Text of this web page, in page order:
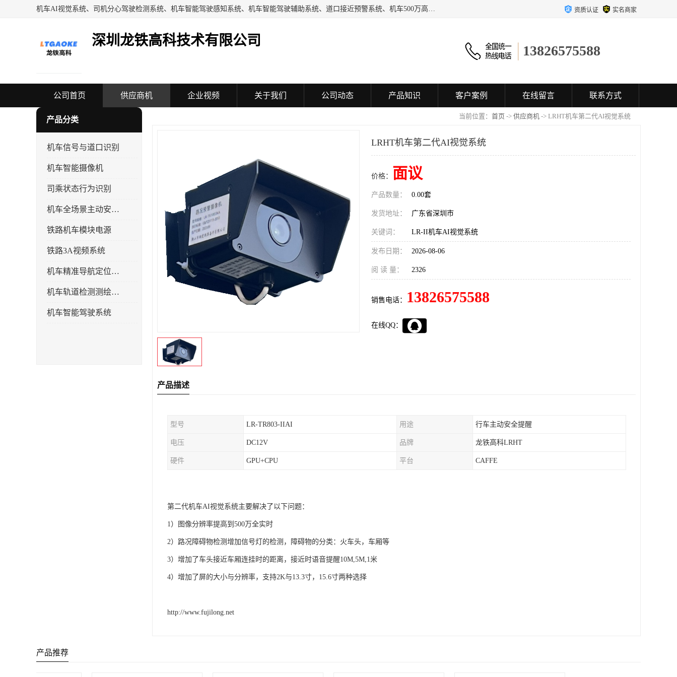
机车AI视觉系统、司机分心驾驶检测系统、机车智能驾驶感知系统、机车智能驾驶辅助系统、道口接近预警系统、机车500万高清视频监控系统、 资质认证 实名商家
深圳龙铁高科技术有限公司
13826575588
公司首页 供应商机 企业视频 关于我们 公司动态 产品知识 客户案例 在线留言 联系方式
当前位置： 首页 -> 供应商机 -> LRHT机车第二代AI视觉系统
产品分类
机车信号与道口识别
机车智能摄像机
司乘状态行为识别
机车全场景主动安全系统
铁路机车模块电源
铁路3A视频系统
机车精准导航定位系统
机车轨道检测测绘系统
机车智能驾驶系统
LRHT机车第二代AI视觉系统
价格： 面议
产品数量： 0.00套
发货地址： 广东省深圳市
关键词： LR-II机车AI视觉系统
发布日期： 2026-08-06
阅 读 量： 2326
销售电话： 13826575588
在线QQ：
产品描述
型号 LR-TR803-IIAI 用途 行车主动安全提醒
电压 DC12V 品牌 龙铁高科LRHT
硬件 GPU+CPU 平台 CAFFE
第二代机车AI视觉系统主要解决了以下问题：
1）图像分辨率提高到500万全实时
2）路况障碍物检测增加信号灯的检测，障碍物的分类：火车头，车厢等
3）增加了车头接近车厢连挂时的距离，接近时语音提醒10M,5M,1米
4）增加了屏的大小与分辨率，支持2K与13.3寸，15.6寸两种选择
http://www.fujilong.net
产品推荐